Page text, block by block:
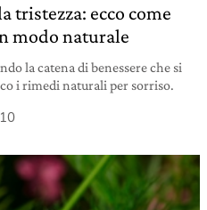
tristezza: ecco come
modo naturale
la catena di benessere che si
i rimedi naturali per sorriso.